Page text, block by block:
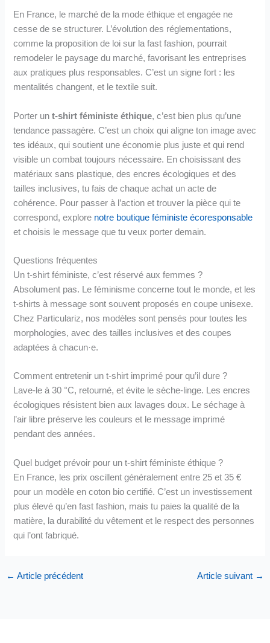
En France, le marché de la mode éthique et engagée ne
cesse de se structurer. L’évolution des réglementations,
comme la proposition de loi sur la fast fashion, pourrait
remodeler le paysage du marché, favorisant les entreprises
aux pratiques plus responsables. C’est un signe fort : les
mentalités changent, et le textile suit.
Porter unt-shirt féministe éthique, c’est bien plus qu’une
tendance passagère. C’est un choix qui aligne ton image avec
tes idéaux, qui soutient une économie plus juste et qui rend
visible un combat toujours nécessaire. En choisissant des
matériaux sans plastique, des encres écologiques et des
tailles inclusives, tu fais de chaque achat un acte de
cohérence. Pour passer à l’action et trouver la pièce qui te
correspond, explore notre boutique féministe écoresponsable
et choisis le message que tu veux porter demain.
Questions fréquentes
Un t-shirt féministe, c’est réservé aux femmes ?
Absolument pas. Le féminisme concerne tout le monde, et les
t-shirts à message sont souvent proposés en coupe unisexe.
Chez Particulariz, nos modèles sont pensés pour toutes les
morphologies, avec des tailles inclusives et des coupes
adaptées à chacun·e.
Comment entretenir un t-shirt imprimé pour qu’il dure ?
Lave-le à 30 °C, retourné, et évite le sèche-linge. Les encres
écologiques résistent bien aux lavages doux. Le séchage à
l’air libre préserve les couleurs et le message imprimé
pendant des années.
Quel budget prévoir pour un t-shirt féministe éthique ?
En France, les prix oscillent généralement entre 25 et 35 €
pour un modèle en coton bio certifié. C’est un investissement
plus élevé qu’en fast fashion, mais tu paies la qualité de la
matière, la durabilité du vêtement et le respect des personnes
qui l’ont fabriqué.
← Article précédent Article suivant →